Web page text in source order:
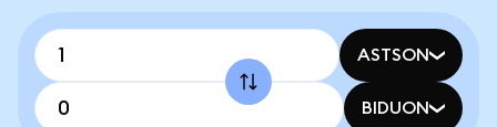
ASTSON
BIDUON